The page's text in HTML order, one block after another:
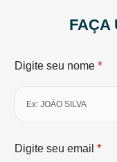
FAÇA
Digite seu nome *
Digite seu email *